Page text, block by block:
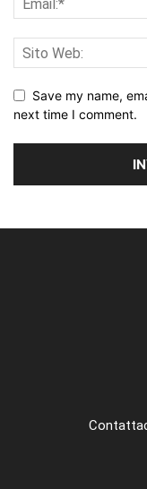
Save my name,
next time I comment.